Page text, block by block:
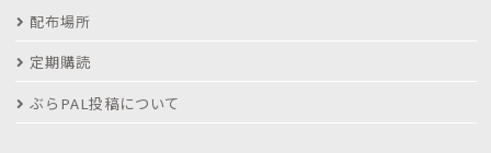
配布場所
定期購読
ぶらPAL投稿について